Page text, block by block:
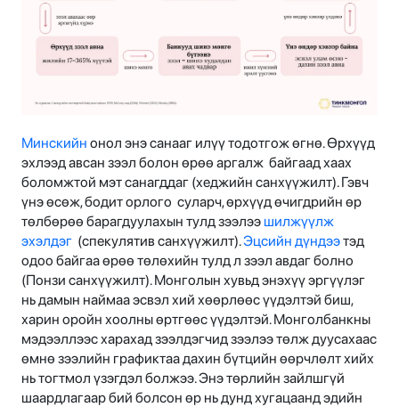
Минскийн онол энэ санааг илүү тодотгож өгнө. Өрхүүд
эхлээд авсан зээл болон өрөө аргалж байгаад хаах
боломжтой мэт санагддаг (хеджийн санхүүжилт). Гэвч
үнэ өсөж, бодит орлого суларч, өрхүүд өчигдрийн өр
төлбөрөө барагдуулахын тулд зээлээ шилжүүлж
эхэлдэг (спекулятив санхүүжилт).Эцсийн дүндээтэд
одоо байгаа өрөө төлөхийн тулд л зээл авдаг болно
(Понзи санхүүжилт). Монголын хувьд энэхүү эргүүлэг
нь дамын наймаа эсвэл хий хөөрлөөс үүдэлтэй биш,
харин оройн хоолны өртгөөс үүдэлтэй. Монголбанкны
мэдээллээс харахад зээлдэгчид зээлээ төлж дуусахаас
өмнө зээлийн графиктаа дахин бүтцийн өөрчлөлт хийх
нь тогтмол үзэгдэл болжээ. Энэ төрлийн зайлшгүй
шаардлагаар бий болсон өр нь дунд хугацаанд эдийн